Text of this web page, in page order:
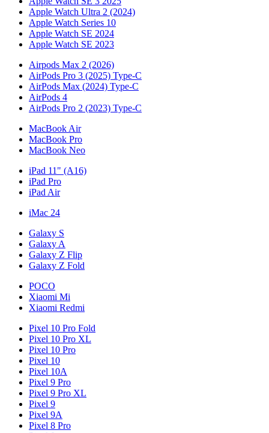
Apple Watch Ultra 2 (2024)
Apple Watch Series 10
Apple Watch SE 2024
Apple Watch SE 2023
Airpods Max 2 (2026)
AirPods Pro 3 (2025) Type-C
AirPods Max (2024) Type-C
AirPods 4
AirPods Pro 2 (2023) Type-C
MacBook Air
MacBook Pro
MacBook Neo
iPad 11" (A16)
iPad Pro
iPad Air
iMac 24
Galaxy S
Galaxy A
Galaxy Z Flip
Galaxy Z Fold
POCO
Xiaomi Mi
Xiaomi Redmi
Pixel 10 Pro Fold
Pixel 10 Pro XL
Pixel 10 Pro
Pixel 10
Pixel 10A
Pixel 9 Pro
Pixel 9 Pro XL
Pixel 9
Pixel 9A
Pixel 8 Pro